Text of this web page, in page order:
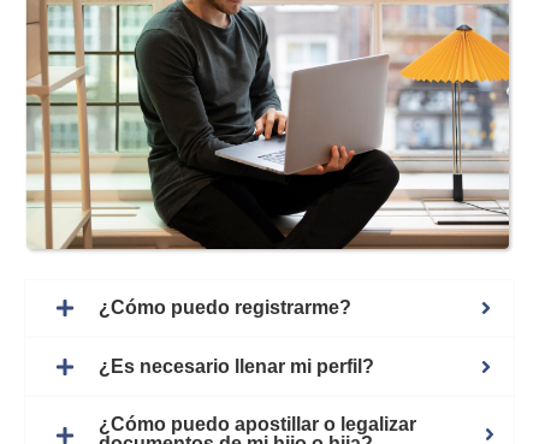
¿Cómo puedo registrarme?
¿Es necesario llenar mi perfil?
¿Cómo puedo apostillar o legalizar